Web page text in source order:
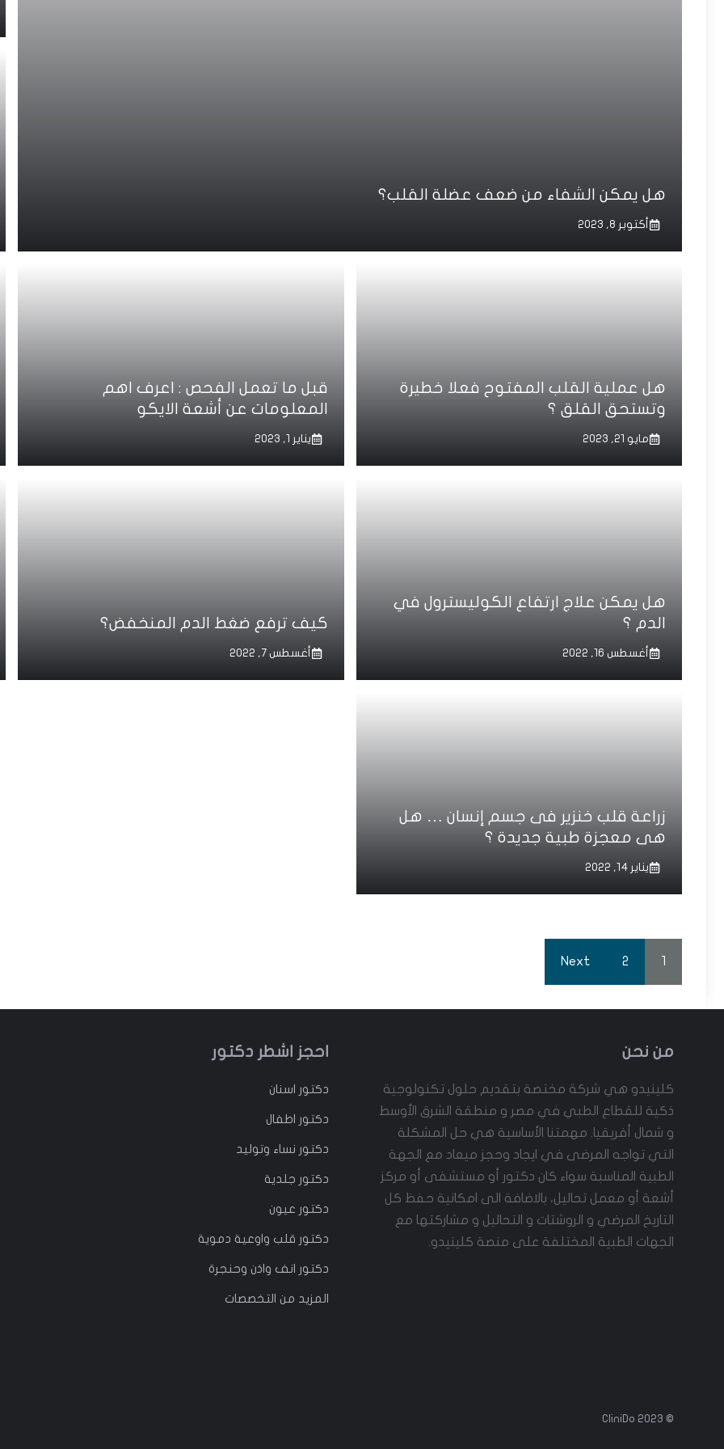
هل يمكن الشفاء من ضعف عضلة القلب؟
أكتوبر 8, 2023
هل عملية القلب المفتوح فعلا خطيرة
وتستحق القلق ؟
مايو 21, 2023
قبل ما تعمل الفحص : اعرف اهم
المعلومات عن أشعة الايكو
يناير 1, 2023
هل يمكن علاج ارتفاع الكوليسترول في
الدم ؟
أغسطس 16, 2022
كيف ترفع ضغط الدم المنخفض؟
أغسطس 7, 2022
زراعة قلب خنزير فى جسم إنسان … هل
هى معجزة طبية جديدة ؟
يناير 14, 2022
1
2
Next
من نحن
كلينيدو هي شركة مختصة بتقديم حلول تكنولوجية
ذكية للقطاع الطبي في مصر و منطقة الشرق الأوسط
و شمال أفريقيا. مهمتنا الأساسية هي حل المشكلة
التي تواجه المرضى في ايجاد وحجز ميعاد مع الجهة
الطبية المناسبة سواء كان دكتور أو مستشفى أو مركز
أشعة أو معمل تحاليل، بالاضافة الى امكانية حفظ كل
التاريخ المرضي و الروشتات و التحاليل و مشاركتها مع
الجهات الطبية المختلفة على منصة كلينيدو.
احجز اشطر دكتور
دكتور اسنان
دكتور اطفال
دكتور نساء وتوليد
دكتور جلدية
دكتور عيون
دكتور قلب واوعية دموية
دكتور انف واذن وحنجرة
المزيد من التخصصات
© 2023 CliniDo